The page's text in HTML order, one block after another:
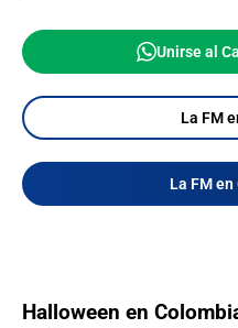
Unirse al
La FM
La FM
Halloween en